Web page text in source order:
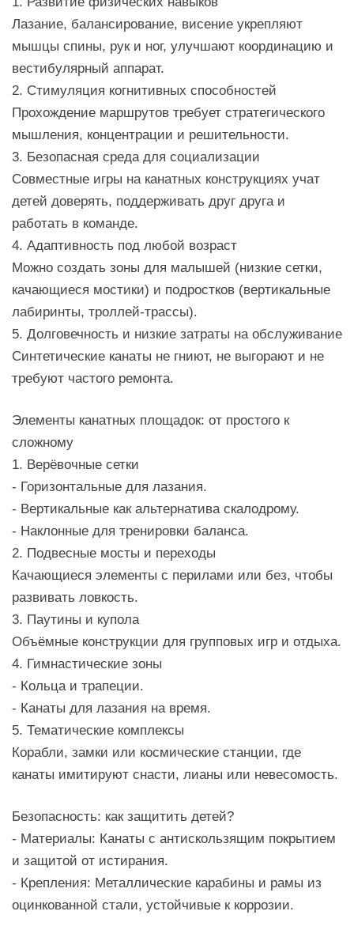
Лазание, балансирование, висение укрепляют
мышцы спины, рук и ног, улучшают координацию и
вестибулярный аппарат.
2. Стимуляция когнитивных способностей
Прохождение маршрутов требует стратегического
мышления, концентрации и решительности.
3. Безопасная среда для социализации
Совместные игры на канатных конструкциях учат
детей доверять, поддерживать друг друга и
работать в команде.
4. Адаптивность под любой возраст
Можно создать зоны для малышей (низкие сетки,
качающиеся мостики) и подростков (вертикальные
лабиринты, троллей-трассы).
5. Долговечность и низкие затраты на обслуживание
Синтетические канаты не гниют, не выгорают и не
требуют частого ремонта.
Элементы канатных площадок: от простого к
сложному
1. Верёвочные сетки
- Горизонтальные для лазания.
- Вертикальные как альтернатива скалодрому.
- Наклонные для тренировки баланса.
2. Подвесные мосты и переходы
Качающиеся элементы с перилами или без, чтобы
развивать ловкость.
3. Паутины и купола
Объёмные конструкции для групповых игр и отдыха.
4. Гимнастические зоны
- Кольца и трапеции.
- Канаты для лазания на время.
5. Тематические комплексы
Корабли, замки или космические станции, где
канаты имитируют снасти, лианы или невесомость.
Безопасность: как защитить детей?
- Материалы: Канаты с антискользящим покрытием
и защитой от истирания.
- Крепления: Металлические карабины и рамы из
оцинкованной стали, устойчивые к коррозии.